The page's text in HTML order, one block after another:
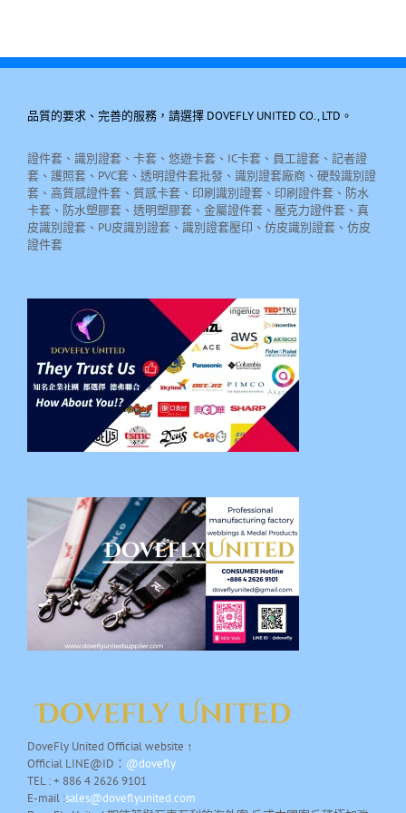
品質的要求、完善的服務，請選擇 DOVEFLY UNITED CO., LTD。
證件套、識別證套、卡套、悠遊卡套、IC卡套、員工證套、記者證
套、護照套、PVC套、透明證件套批發、識別證套廠商、硬殼識別證
套、高質感證件套、質感卡套、印刷識別證套、印刷證件套、防水
卡套、防水塑膠套、透明塑膠套、金屬證件套、壓克力證件套、真
皮識別證套、PU皮識別證套、識別證套壓印、仿皮識別證套、仿皮
證件套
DoveFly United Official website ↑
Official LINE@ID： @dovefly
TEL : + 886 4 2626 9101
E-mail :sales@doveflyunited.com